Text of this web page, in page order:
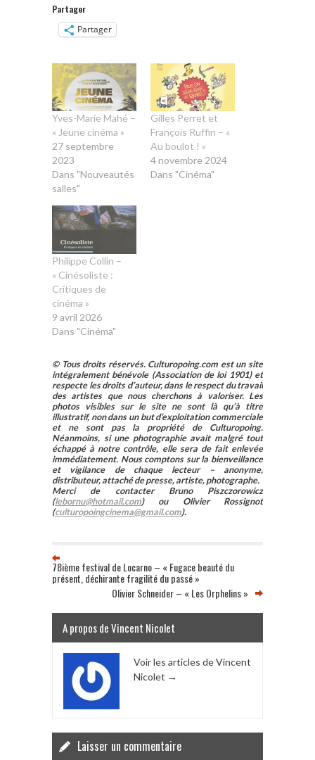
Partager
Partager
Yves-Marie Mahé –
« Jeune cinéma »
27 septembre
2023
Dans "Nouveautés
salles"
Gilles Perret et
François Ruffin – «
Au boulot ! »
4 novembre 2024
Dans "Cinéma"
Philippe Collin –
« Cinésoliste :
Critiques de
cinéma »
9 avril 2026
Dans "Cinéma"
© Tous droits réservés. Culturopoing.com est un site
intégralement bénévole (Association de loi 1901) et
respecte les droits d’auteur, dans le respect du travail
des artistes que nous cherchons à valoriser. Les
photos visibles sur le site ne sont là qu’à titre
illustratif, non dans un but d’exploitation commerciale
et ne sont pas la propriété de Culturopoing.
Néanmoins, si une photographie avait malgré tout
échappé à notre contrôle, elle sera de fait enlevée
immédiatement. Nous comptons sur la bienveillance
et vigilance de chaque lecteur – anonyme,
distributeur, attaché de presse, artiste, photographe.
Merci de contacter Bruno Piszczorowicz
(lebornu@hotmail.com) ou Olivier Rossignot
(culturopoingcinema@gmail.com).
78ième festival de Locarno – « Fugace beauté du
présent, déchirante fragilité du passé »
Olivier Schneider – « Les Orphelins »
A propos de Vincent Nicolet
Voir les articles de Vincent
Nicolet →
Laisser un commentaire